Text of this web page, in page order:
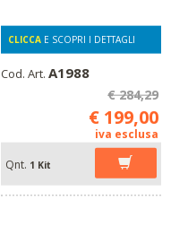
CLICCA E SCOPRI I DETTAGLI
Cod. Art. A1988
€ 284,29
€ 199,00
iva esclusa
Qnt. 1 Kit